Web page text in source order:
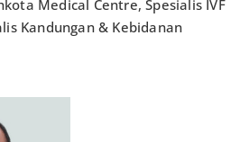
Medical Centre,Spesialis IVF
Kandungan & Kebidanan